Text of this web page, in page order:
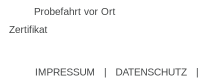
Probefahrt vor Ort
Zertifikat
IMPRESSUM DATENSCHUTZ